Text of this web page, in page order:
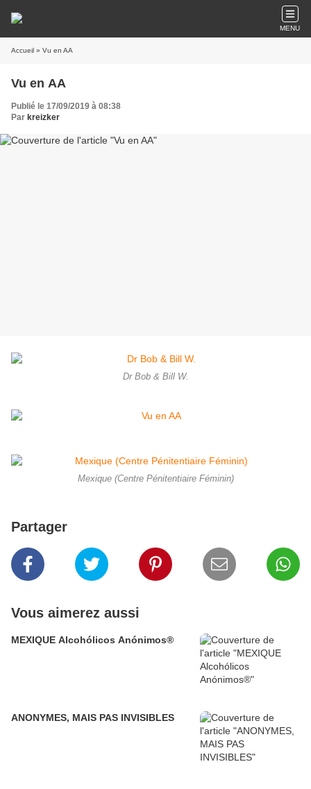
MENU
Accueil » Vu en AA
Vu en AA
Publié le 17/09/2019 à 08:38
Par kreizker
Dr Bob & Bill W.
Mexique (Centre Pénitentiaire Féminin)
Partager
Vous aimerez aussi
MEXIQUE Alcohólicos Anónimos®
ANONYMES, MAIS PAS INVISIBLES